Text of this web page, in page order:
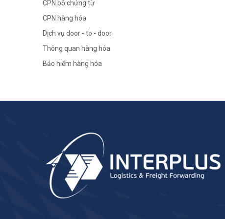
CPN bộ chứng từ
CPN hàng hóa
Dịch vụ door - to - door
Thông quan hàng hóa
Bảo hiểm hàng hóa